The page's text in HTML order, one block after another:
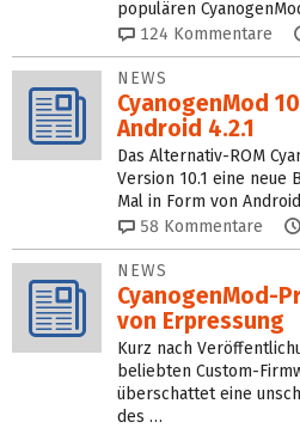
populären
124 Kommentare
NEWS
CyanogenMod
Android 4.2.1
Das Alternativ-ROM
Version 10.1 eine neue
Mal in Form von
58 Kommentare
NEWS
CyanogenMod-
von Erpressung
Kurz nach
beliebten Custom-
überschattet eine
des …